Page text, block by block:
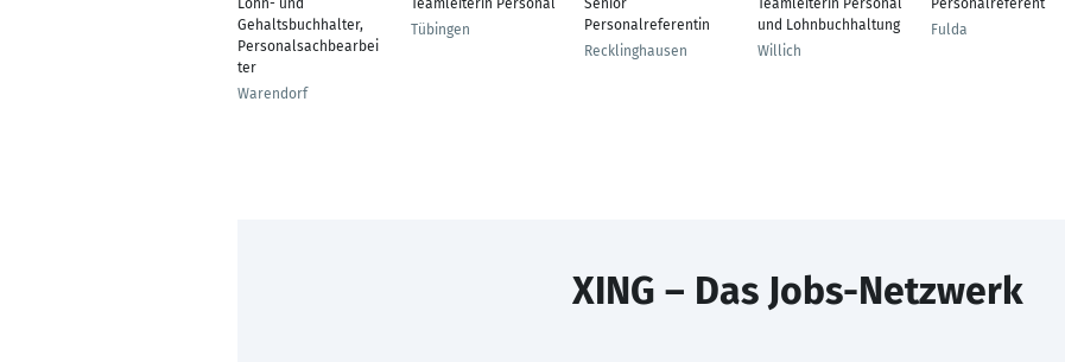
Lohn- und
Gehaltsbuchhalter,
Personalsachbearbei
ter
Warendorf
Teamleiterin Personal
Tübingen
Senior
Personalreferentin
Recklinghausen
Teamleiterin Personal
und Lohnbuchhaltung
Willich
Personalreferent
Fulda
XING – Das Jobs-Netzwerk